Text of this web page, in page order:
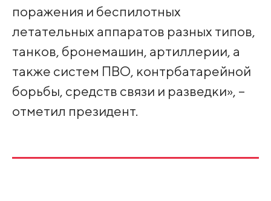
поражения и беспилотных
летательных аппаратов разных типов,
танков, бронемашин, артиллерии, а
также систем ПВО, контрбатарейной
борьбы, средств связи и разведки», –
отметил президент.